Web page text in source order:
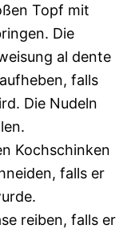
Topf mit
Die
al dente
falls
Die Nudeln
Kochschinken
falls er
reiben, falls er